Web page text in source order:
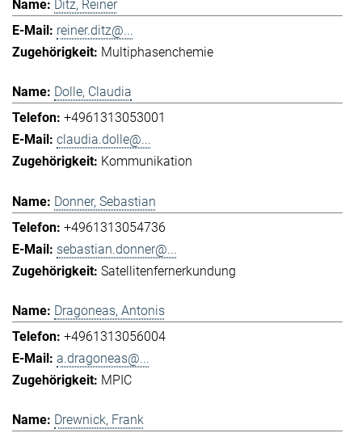
Ditz, Reiner
reiner.ditz@...
Multiphasenchemie
Dolle, Claudia
+4961313053001
claudia.dolle@...
Kommunikation
Donner, Sebastian
+4961313054736
sebastian.donner@...
Satellitenfernerkundung
Dragoneas, Antonis
+4961313056004
a.dragoneas@...
MPIC
Drewnick, Frank